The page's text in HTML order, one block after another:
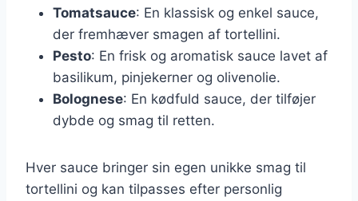
Tomatsauce: En klassisk og enkel sauce,
der fremhæver smagen af tortellini.
Pesto: En frisk og aromatisk sauce lavet af
basilikum, pinjekerner og olivenolie.
Bolognese: En kødfuld sauce, der tilføjer
dybde og smag til retten.
Hver sauce bringer sin egen unikke smag til
tortellini og kan tilpasses efter personlig